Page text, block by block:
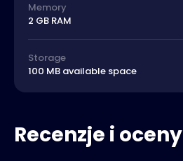
Memory
2 GB RAM
Storage
100 MB available space
Recenzje i oceny